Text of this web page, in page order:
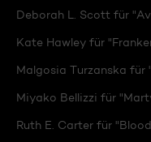
Deborah L. Scott für
Kate Hawley für
Malgosia Turzanska für
Miyako Bellizzi für
Ruth E. Carter für